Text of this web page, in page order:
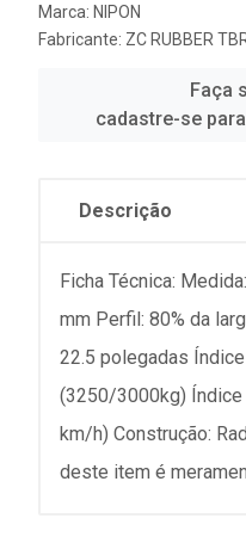
Marca: NIPON
Fabricante: ZC RUBBER
Faça
cadastre-se
Descrição
Ficha Técnica:
mm Perfil: 80% da
22.5 polegadas
(3250/3000kg)
km/h) Construção:
deste item é